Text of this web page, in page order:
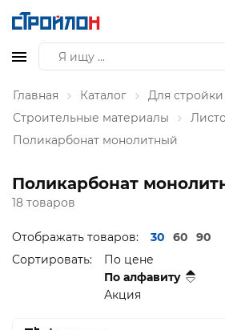
Главная Каталог
Для
Строительные материалы
Поликарбонат монолитный
Поликарбонат
18 товаров
Отображать товаров: 30 60
90
Сортировать:
По цене
По алфавиту
Акция